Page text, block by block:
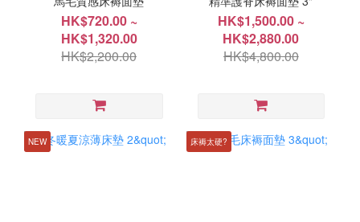
HK$720.00 ~
HK$1,320.00
HK$2,200.00
HK$1,500.00 ~
HK$2,880.00
HK$4,800.00
NEW 床褥太硬?